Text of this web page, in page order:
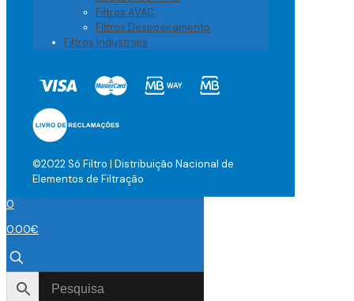
Filtros AVAC
Filtros Despoeiramento
Filtros Industriais
©2022 Só Filtro | Distribuição Nacional de
Elementos de Filtração
0
0.00€